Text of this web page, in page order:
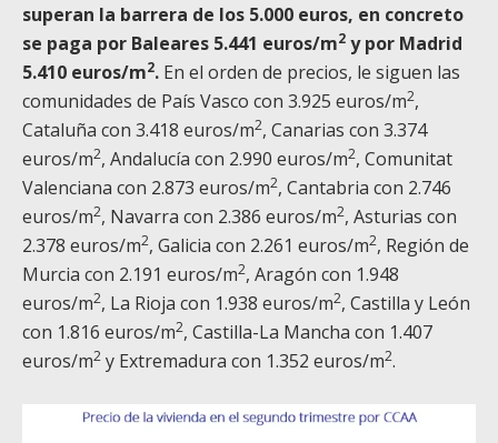
superan la barrera de los 5.000 euros, en concreto
se paga por Baleares 5.441 euros/m2 y por Madrid
5.410 euros/m2. En el orden de precios, le siguen las
comunidades de País Vasco con 3.925 euros/m2,
Cataluña con 3.418 euros/m2, Canarias con 3.374
euros/m2, Andalucía con 2.990 euros/m2, Comunitat
Valenciana con 2.873 euros/m2, Cantabria con 2.746
euros/m2, Navarra con 2.386 euros/m2, Asturias con
2.378 euros/m2, Galicia con 2.261 euros/m2, Región de
Murcia con 2.191 euros/m2, Aragón con 1.948
euros/m2, La Rioja con 1.938 euros/m2, Castilla y León
con 1.816 euros/m2, Castilla-La Mancha con 1.407
euros/m2 y Extremadura con 1.352 euros/m2.